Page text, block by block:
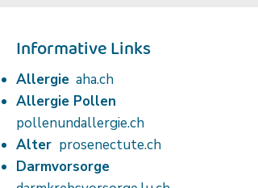
Informative Links
Allergie aha.ch
Allergie Pollen
pollenundallergie.ch
Alter prosenectute.ch
Darmvorsorge